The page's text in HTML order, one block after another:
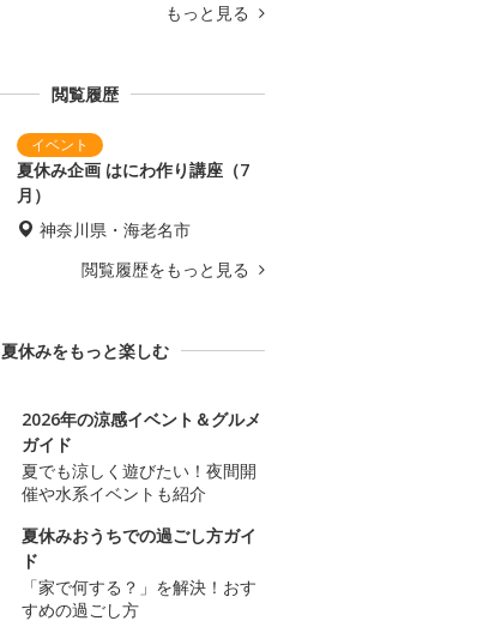
もっと見る
閲覧履歴
夏休み企画 はにわ作り講座（7
月）
神奈川県・海老名市
閲覧履歴をもっと見る
夏休みをもっと楽しむ
2026年の涼感イベント＆グルメ
ガイド
夏でも涼しく遊びたい！夜間開
催や水系イベントも紹介
夏休みおうちでの過ごし方ガイ
ド
「家で何する？」を解決！おす
すめの過ごし方